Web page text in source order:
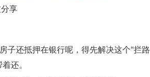
享
子还抵押在银行呢，得先解决这个"拦路
还。